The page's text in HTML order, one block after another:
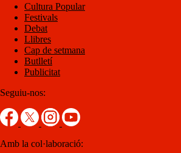
Cultura Popular
Festivals
Debat
Llibres
Cap de setmana
Butlletí
Publicitat
Seguiu-nos:
Amb la col·laboració: